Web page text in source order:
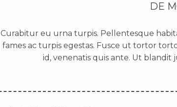
DE
Curabitur eu urna turpis. Pellentesque
fames ac turpis egestas. Fusce ut tortor
id, venenatis quis ante. Ut blandit